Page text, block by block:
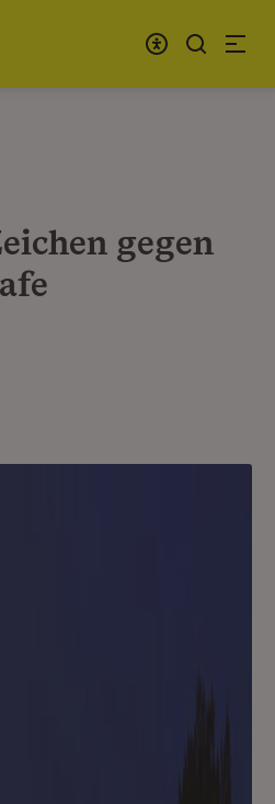
gegen